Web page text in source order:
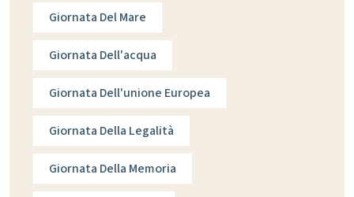
Giornata Del Mare
Giornata Dell'acqua
Giornata Dell'unione Europea
Giornata Della Legalità
Giornata Della Memoria